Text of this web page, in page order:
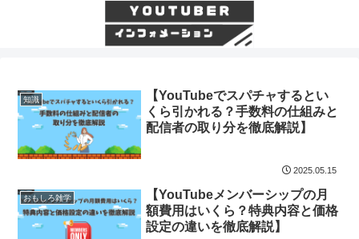
知識
【YouTubeでスパチャするとい
くら引かれる？手数料の仕組みと
配信者の取り分を徹底解説】
2025.05.15
おもしろ雑学
【YouTubeメンバーシップの月
額費用はいくら？特典内容と価格
設定の違いを徹底解説】